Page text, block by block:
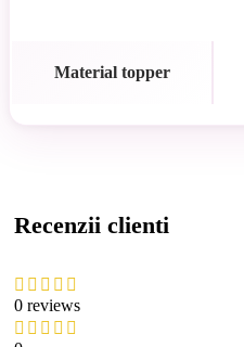
Material topper
Recenzii clienti
0 reviews